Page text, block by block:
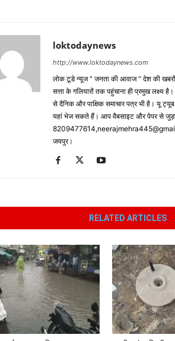
loktodaynews
http://www.loktodaynews.com
लोक टूडे न्यूज " जनता की आवाज " देश की खबरों
सत्ता के गलियारों तक पहुंचाना ही प्रमुख लक्ष्य
से दैनिक और पाक्षिक समाचार पत्र भी है। यू
यहां भेज सकते हैं। आप वैबसाइट और पेपर से
जयपुर।
RELATED ARTICLES